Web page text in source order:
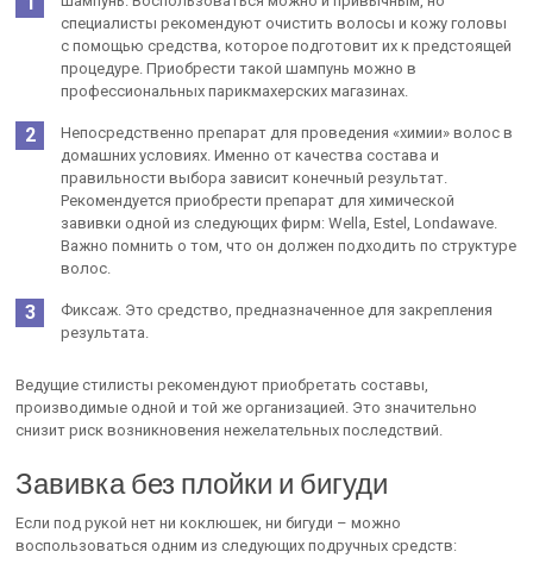
специалисты рекомендуют очистить волосы и кожу головы
с помощью средства, которое подготовит их к предстоящей
процедуре. Приобрести такой шампунь можно в
профессиональных парикмахерских магазинах.
Непосредственно препарат для проведения «химии» волос в
домашних условиях. Именно от качества состава и
правильности выбора зависит конечный результат.
Рекомендуется приобрести препарат для химической
завивки одной из следующих фирм: Wella, Estel, Londawave.
Важно помнить о том, что он должен подходить по структуре
волос.
Фиксаж. Это средство, предназначенное для закрепления
результата.
Ведущие стилисты рекомендуют приобретать составы,
производимые одной и той же организацией. Это значительно
снизит риск возникновения нежелательных последствий.
Завивка без плойки и бигуди
Если под рукой нет ни коклюшек, ни бигуди – можно
воспользоваться одним из следующих подручных средств: